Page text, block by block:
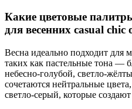
Какие цветовые
для весенних casual chic
Весна идеально подходит для
таких как пастельные тона —
небесно-голубой, светло-
сочетаются нейтральные
светло-серый, которые